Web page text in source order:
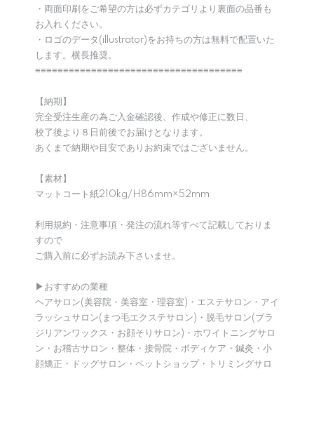
・両面印刷をご希望の方は必ずカテゴリより裏面の品番も
お入れください。
・ロゴのデータ(illustrator)をお持ちの方は無料で配置いた
します。横長推奨。
≡≡≡≡≡≡≡≡≡≡≡≡≡≡≡≡≡≡≡≡≡≡≡≡≡≡≡≡≡≡≡≡≡≡≡≡≡
【納期】
完全受注生産の為ご入金確認後、作成や修正に数日、
校了後より８日前後でお届けとなります。
あくまで納期や目安でありお約束ではございません。
【素材】
マットコート紙210kg/H86mm×52mm
利用規約・注意事項・発注の流れ等すべて記載しておりま
すので
ご購入前に必ずお読み下さいませ。
▶︎おすすめの業種
ヘアサロン(美容院・美容室・理容室)・エステサロン・アイ
ラッシュサロン(まつ毛エクステサロン)・脱毛サロン(ブラ
ジリアンワックス・お顔そりサロン)・ホワイトニングサロ
ン・お稽古サロン・整体・接骨院・ボディケア・鍼灸・小
顔矯正・ドッグサロン・ペットショップ・トリミングサロ